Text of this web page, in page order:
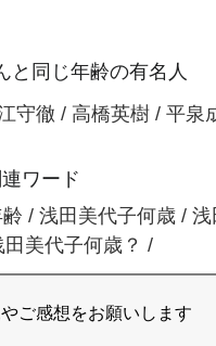
と同じ年齢の有名人
守徹 / 高橋英樹 / 平泉
ワード
/ 浅田美代子何歳 /
美代子何歳？ /